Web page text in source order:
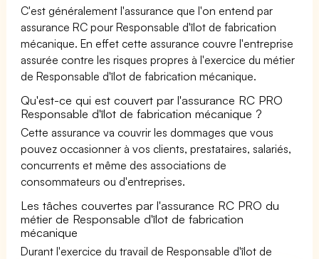
C'est généralement l'assurance que l'on entend par
assurance RC pour Responsable d'îlot de fabrication
mécanique. En effet cette assurance couvre l'entreprise
assurée contre les risques propres à l'exercice du métier
de Responsable d'îlot de fabrication mécanique.
Qu'est-ce qui est couvert par l'assurance RC PRO
Responsable d'îlot de fabrication mécanique ?
Cette assurance va couvrir les dommages que vous
pouvez occasionner à vos clients, prestataires, salariés,
concurrents et même des associations de
consommateurs ou d'entreprises.
Les tâches couvertes par l'assurance RC PRO du
métier de Responsable d'îlot de fabrication
mécanique
Durant l'exercice du travail de Responsable d'îlot de